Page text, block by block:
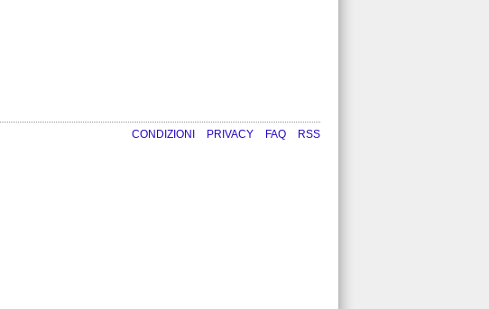
CONDIZIONI PRIVACY FAQ
RSS